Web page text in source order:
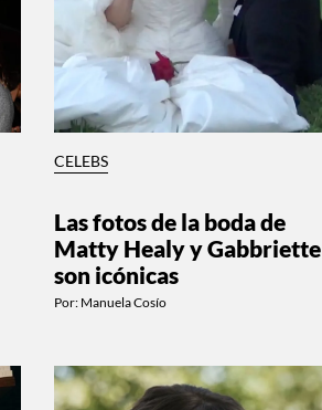
CELEBS
Las fotos de la boda de
Matty Healy y Gabbriette
son icónicas
Por: Manuela Cosío